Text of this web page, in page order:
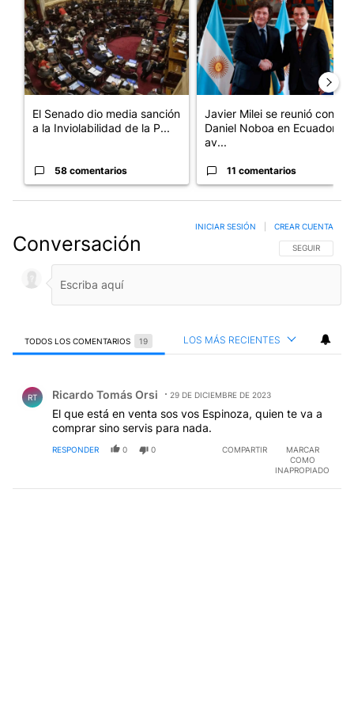
El Senado dio media sanción
a la Inviolabilidad de la P...
58 comentarios
Javier Milei se reunió con
Daniel Noboa en Ecuador y
av...
11 comentarios
Conversación SIGA ESTA
SEGUIR
INICIAR SESIÓN CREAR CUENTA
TODOS LOS COMENTARIOS 19 LOS MÁS RECIENTES
RT Ricardo Tomás Orsi 29 DE DICIEMBRE DE 2023
El que está en venta sos vos Espinoza, quien te va a
comprar sino servis para nada.
RESPONDER 0 0 COMPARTIR
MARCAR
COMO
INAPROPIADO